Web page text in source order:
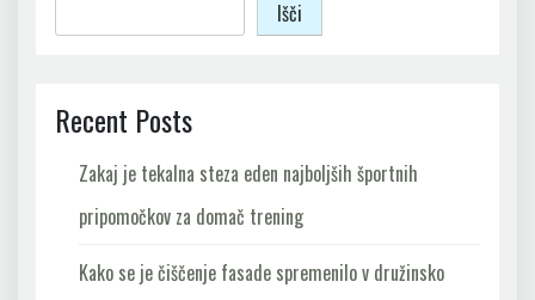
Išči
Recent Posts
Zakaj je tekalna steza eden najboljših športnih
pripomočkov za domač trening
Kako se je čiščenje fasade spremenilo v družinsko